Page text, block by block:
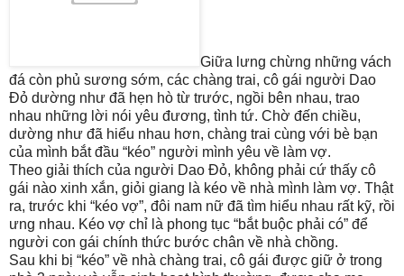
Giữa lưng chừng những vách
đá còn phủ sương sớm, các chàng trai, cô gái người Dao
Đỏ dường như đã hẹn hò từ trước, ngồi bên nhau, trao
nhau những lời nói yêu đương, tình tứ. Chờ đến chiều,
dường như đã hiểu nhau hơn, chàng trai cùng với bè bạn
của mình bắt đầu “kéo” người mình yêu về làm vợ.
Theo giải thích của người Dao Đỏ, không phải cứ thấy cô
gái nào xinh xắn, giỏi giang là kéo về nhà mình làm vợ. Thật
ra, trước khi “kéo vợ”, đôi nam nữ đã tìm hiểu nhau rất kỹ, rồi
ưng nhau. Kéo vợ chỉ là phong tục “bắt buộc phải có” để
người con gái chính thức bước chân về nhà chồng.
Sau khi bị “kéo” về nhà chàng trai, cô gái được giữ ở trong